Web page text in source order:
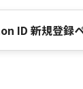
ID 新規登録